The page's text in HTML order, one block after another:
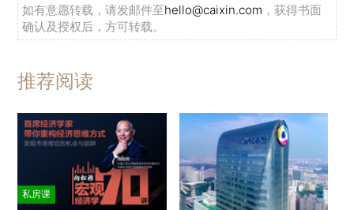
如有意愿转载，请发邮件至hello@caixin.com ，获得书面
确认及授权后，方可转载。
推荐阅读
私房课